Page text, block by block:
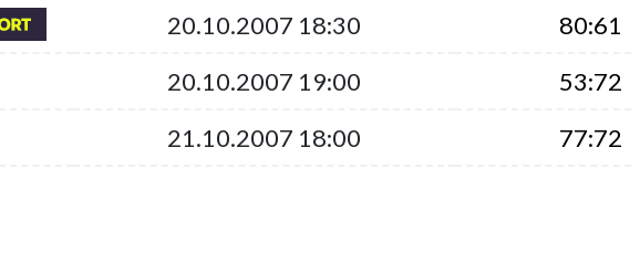
20.10.2007 18:30
80:61
20.10.2007 19:00
53:72
21.10.2007 18:00 77:72